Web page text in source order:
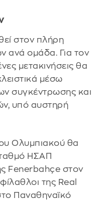
στον πλήρη
ανά ομάδα. Για τον
μετακινήσεις θα
μέσω
συγκέντρωσης και
υπό αυστηρή
Ολυμπιακού θα
ΗΣΑΠ
Fenerbahçe στον
της Real
Παναθηναϊκό